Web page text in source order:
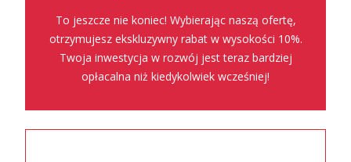
To jeszcze nie koniec! Wybierając naszą ofertę,
otrzymujesz ekskluzywny rabat w wysokości 10%.
Twoja inwestycja w rozwój jest teraz bardziej
opłacalna niż kiedykolwiek wcześniej!